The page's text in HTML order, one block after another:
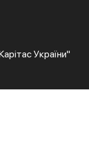
України"